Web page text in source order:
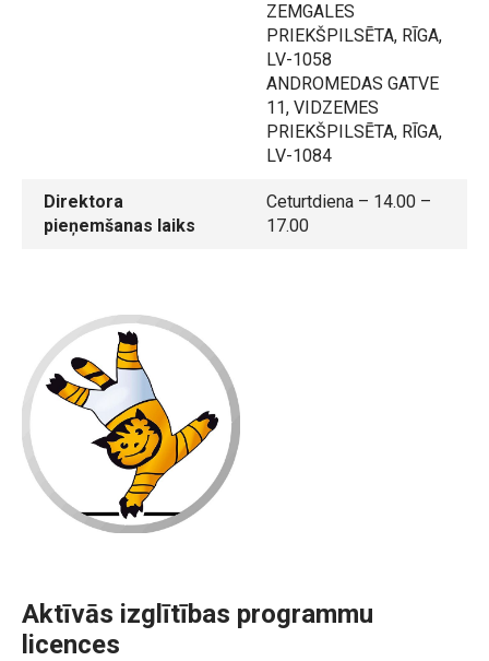
ZEMGALES
PRIEKŠPILSĒTA, RĪGA,
LV-1058
ANDROMEDAS GATVE
11, VIDZEMES
PRIEKŠPILSĒTA, RĪGA,
LV-1084
Direktora
pieņemšanas laiks
Ceturtdiena – 14.00 –
17.00
Aktīvās izglītības programmu
licences